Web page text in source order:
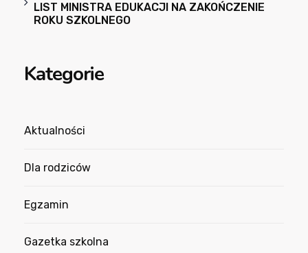
LIST MINISTRA EDUKACJI NA ZAKOŃCZENIE
ROKU SZKOLNEGO
Kategorie
Aktualności
Dla rodziców
Egzamin
Gazetka szkolna